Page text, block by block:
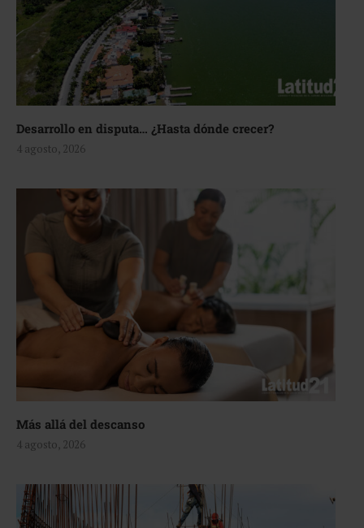
Desarrollo en disputa… ¿Hasta dónde crecer?
4 agosto, 2026
Más allá del descanso
4 agosto, 2026